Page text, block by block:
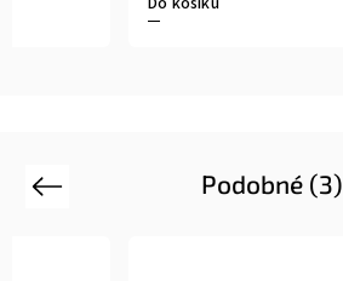
Podobné (3)
Previous